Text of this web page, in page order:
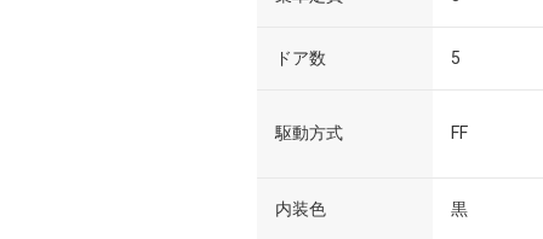
ドア数 5
駆動方式 FF
内装色 黒